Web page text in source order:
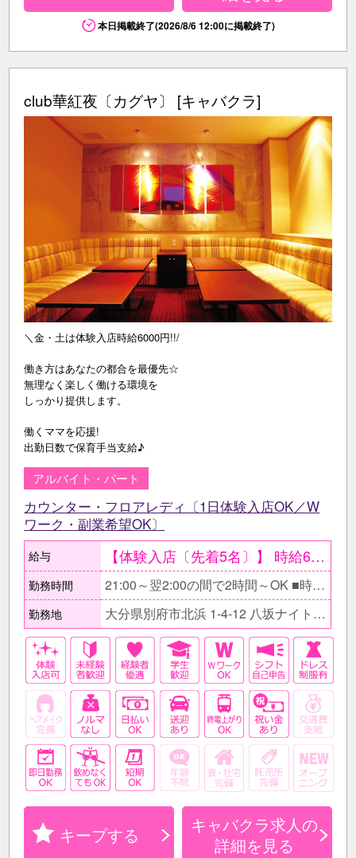
本日掲載終了(2026/8/6 12:00に掲載終了)
club華紅夜〔カグヤ〕 [キャバクラ]
＼金・土は体験入店時給6000円!!/
働き方はあなたの都合を最優先☆
無理なく楽しく働ける環境を
しっかり提供します。
働くママを応援!
出勤日数で保育手当支給♪
アルバイト・パート
カウンター・フロアレディ〔1日体験入店OK／W
ワーク・副業希望OK〕
給与 【体験入店〔先着5名〕】 時給6000円〔金曜・土曜〕 時給5000円〔平日〕 ●最低保証日給2万円。 ○体験入店は複数回OK。 ●当日全額現金支給。 【在籍後】 時給2500円以上＋各種高額バック有 〇同伴･指名バック100％、 ドリンク・ボトルキープバック30% 【月収例】 ≪Wワークで働くOLさんの場合≫ 時給2500円×1日3h×週3日 =月収9万円+各種高額バック!
勤務時間 21:00～翌2:00の間で2時間～OK ■時間帯はお気軽にご相談下さい。 □自分の生活スタイルを優先できるので気軽に働けますよ♪ ■もちろんフルタイムでガッツリ稼ぎたい方もお待ちしています！ □翌日の仕事に支障がない時間帯で調整できます。
勤務地 大分県別府市北浜 1-4-12 八坂ナイトタウンビル1F
キープする
キャバクラ求人の
詳細を見る